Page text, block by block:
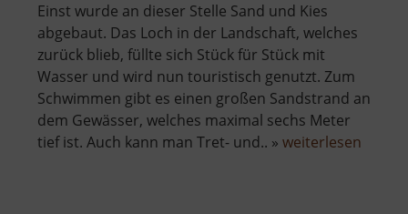
Einst wurde an dieser Stelle Sand und Kies
abgebaut. Das Loch in der Landschaft, welches
zurück blieb, füllte sich Stück für Stück mit
Wasser und wird nun touristisch genutzt. Zum
Schwimmen gibt es einen großen Sandstrand an
dem Gewässer, welches maximal sechs Meter
tief ist. Auch kann man Tret- und.. » weiterlesen